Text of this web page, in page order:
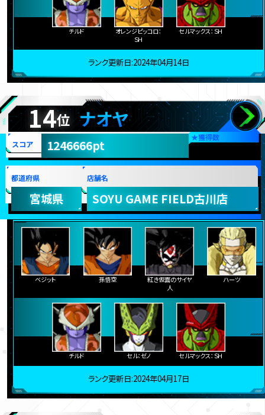
チルド
オレンジピッコロ：
ＳＨ
セルマックス：ＳＨ
ランク更新日:2024年04月14日
14位 ナオヤ
★獲得数
スコア 1246666pt
都道府県
宮城県
店舗名
SOYU GAME FIELD古川店
ベジット 孫悟空
紅き仮面のサイヤ
人
ハーツ
チルド セル：ゼノ セルマックス：ＳＨ
ランク更新日:2024年04月17日